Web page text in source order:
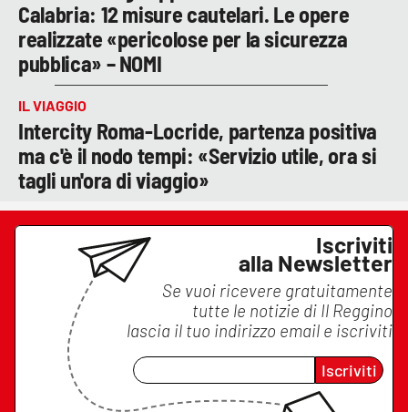
Calabria: 12 misure cautelari. Le opere
realizzate «pericolose per la sicurezza
pubblica» – NOMI
IL VIAGGIO
Intercity Roma-Locride, partenza positiva
ma c'è il nodo tempi: «Servizio utile, ora si
tagli un'ora di viaggio»
Iscriviti
alla Newsletter
Se vuoi ricevere gratuitamente
tutte le notizie di Il Reggino
lascia il tuo indirizzo email e iscriviti
Iscriviti